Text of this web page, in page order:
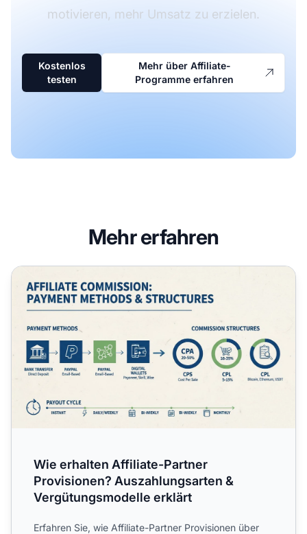
motivieren, mehr Umsatz zu erzielen.
Kostenlos
testen
Mehr über Affiliate-
Programme erfahren
Mehr erfahren
Wie erhalten Affiliate-Partner Provisionen?
Wie erhalten Affiliate-Partner
Provisionen? Auszahlungsarten &
Vergütungsmodelle erklärt
Erfahren Sie, wie Affiliate-Partner Provisionen über